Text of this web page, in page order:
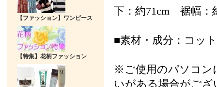
【ファッション】ワンピース
【特集】花柄ファッション
下：約71cm 裾幅：
■素材・成分：コッ
※ご使用のパソコン
いがある場合がござ